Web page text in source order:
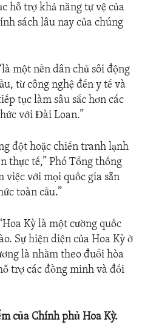
hỗ trợ khả năng tự vệ của
sách lâu nay của chúng
một nền dân chủ sôi động
từ công nghệ đến y tế và
tục làm sâu sắc hơn các
với Ðài Loan.”
đột hoặc chiến tranh lạnh
thực tế,” Phó Tổng thống
việc với mọi quốc gia sẵn
toàn cầu.”
Kỳ là một cường quốc
Sự hiện diện của Hoa Kỳ ở
là nhằm theo đuổi hòa
trợ các đồng minh và đối
của Chính phủ Hoa Kỳ.